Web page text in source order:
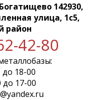
142930,
улица, 1с5,
район
42-80
18-00
до 17-00